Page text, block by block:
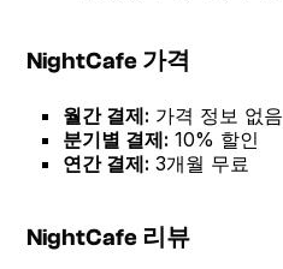
NightCafe 가격
월간 결제: 가격 정보 없음
분기별 결제: 10% 할인
연간 결제: 3개월 무료
NightCafe 리뷰